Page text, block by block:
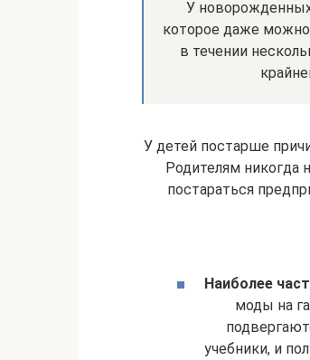
У
которое даже можно
в течении
У детей постарше
Родителям никогда
постараться
Наиболее
моды на
учебники, и